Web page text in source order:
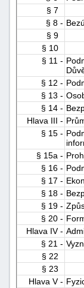
§ 7
§ 8 -
§ 9
§ 10
§ 11 -
§ 12 -
§ 13 -
§ 14 -
Hlava III -
§ 15 -
§ 15a -
§ 16 -
§ 17 -
§ 18 -
§ 19 -
§ 20 -
Hlava IV -
§ 21 -
§ 22
§ 23
Hlava V -